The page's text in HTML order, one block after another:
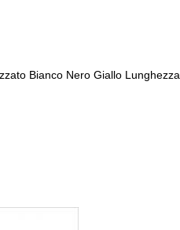
Bianco Nero Giallo Lunghezza